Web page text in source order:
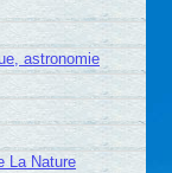
astronomie
La Nature